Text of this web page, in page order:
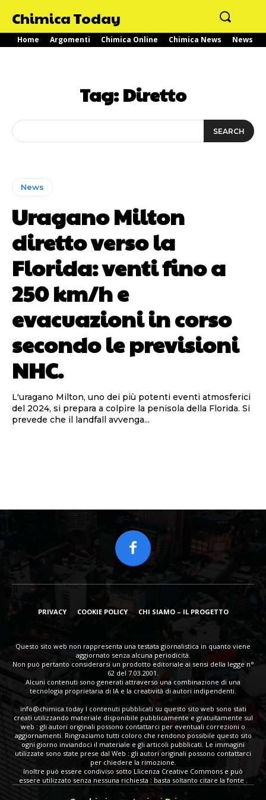
Chimica Today
Home Argomenti Chimica Online Chimica News News
Tag:Diretto
SEARCH
News
Uragano Milton
diretto verso la
Florida: venti fino a
250 km/h e
evacuazioni in corso
secondo le previsioni
NHC.
L'uragano Milton, uno dei più potenti eventi atmosferici
del 2024, si prepara a colpire la penisola della Florida. Si
prevede che il landfall avvenga...
PRIVACY COOKIE POLICY CHI SIAMO – IL PROGETTO
Questo sito web non rappresenta una testata giornalistica in quanto viene
aggiornato senza alcuna periodicità.
Non può pertanto considerarsi un prodotto editoriale ai sensi della legge n°
62 del 7.03.2001.
Alcuni contenuti sono generati attraverso una combinazione di una
tecnologia proprietaria di IA e la creatività di autori indipendenti.
info@chimica.todayI contenuti pubblicati su questo sito web sono stati
creati utilizzando materiale disponibile pubblicamente e gratuitamente sul
web : gli autori originali possono contattarci per eventuali correzioni o
aggiornamenti. Ringraziamo tutti coloro che rendono possibile questo sito
ogni giorno inviandoci il materiale e gli articoli pubblicati. Le immagini
utilizzate sono state prese dal Web : gli autori originali possono contattarci
per chiedere la rimozione.
Inoltre può essere condiviso sotto Llicenza Creative Commons e può
essere utilizzato senza nessuna richiesta : basta soltanto citare la fonte .